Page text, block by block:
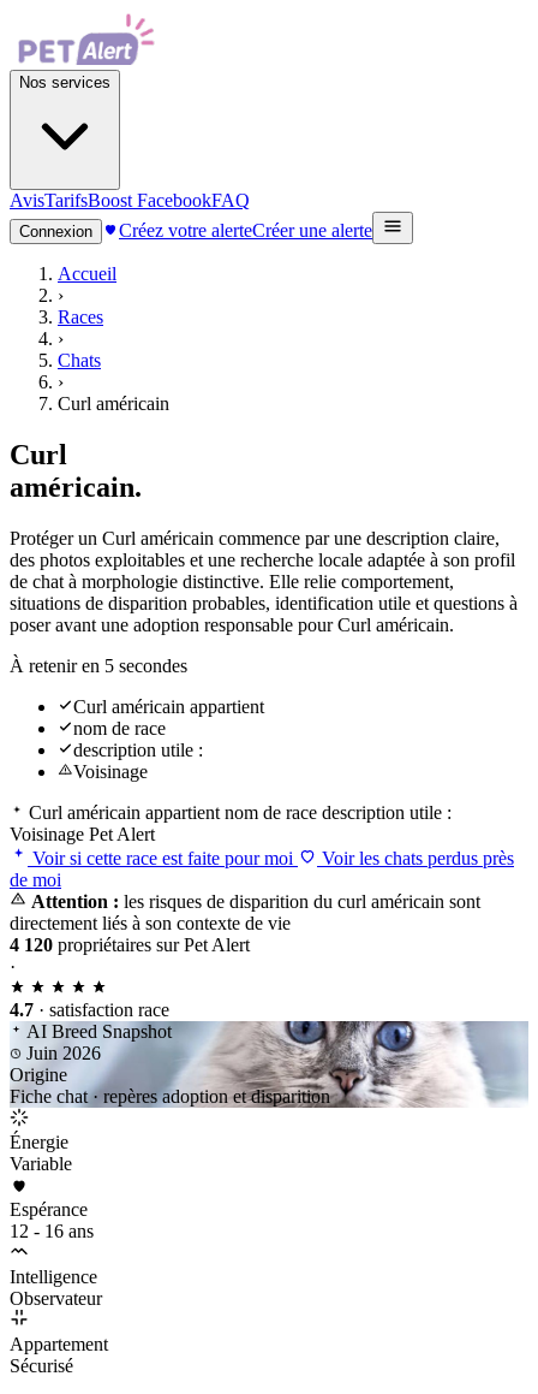
Nos services
AvisTarifsBoost FacebookFAQ
Connexion Créez votre alerteCréer une alerte
Accueil
›
Races
›
Chats
›
Curl américain
Curl
américain.
Protéger un Curl américain commence par une description claire,
des photos exploitables et une recherche locale adaptée à son profil
de chat à morphologie distinctive. Elle relie comportement,
situations de disparition probables, identification utile et questions à
poser avant une adoption responsable pour Curl américain.
À retenir en 5 secondes
Curl américain appartient
nom de race
description utile :
Voisinage
Curl américain appartient nom de race description utile :
Voisinage Pet Alert
Voir si cette race est faite pour moi
Voir les chats perdus près
de moi
Attention : les risques de disparition du curl américain sont
directement liés à son contexte de vie
4 120 propriétaires sur Pet Alert
·
4.7 · satisfaction race
AI Breed Snapshot
Juin 2026
Origine
Fiche chat · repères adoption et disparition
Énergie
Variable
Espérance
12 - 16 ans
Intelligence
Observateur
Appartement
Sécurisé